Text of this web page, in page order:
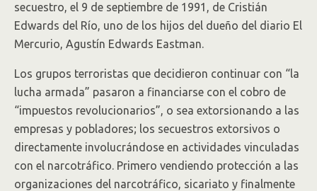
secuestro, el 9 de septiembre de 1991, de Cristián
Edwards del Río, uno de los hijos del dueño del diario El
Mercurio, Agustín Edwards Eastman.
Los grupos terroristas que decidieron continuar con “la
lucha armada” pasaron a financiarse con el cobro de
“impuestos revolucionarios”, o sea extorsionando a las
empresas y pobladores; los secuestros extorsivos o
directamente involucrándose en actividades vinculadas
con el narcotráfico. Primero vendiendo protección a las
organizaciones del narcotráfico, sicariato y finalmente